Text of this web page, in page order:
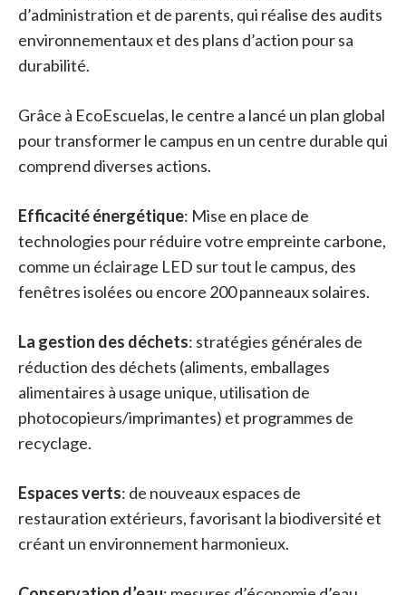
d’administration et de parents, qui réalise des audits
environnementaux et des plans d’action pour sa
durabilité.
Grâce à EcoEscuelas, le centre a lancé un plan global
pour transformer le campus en un centre durable qui
comprend diverses actions.
Efficacité énergétique: Mise en place de
technologies pour réduire votre empreinte carbone,
comme un éclairage LED sur tout le campus, des
fenêtres isolées ou encore 200 panneaux solaires.
La gestion des déchets: stratégies générales de
réduction des déchets (aliments, emballages
alimentaires à usage unique, utilisation de
photocopieurs/imprimantes) et programmes de
recyclage.
Espaces verts: de nouveaux espaces de
restauration extérieurs, favorisant la biodiversité et
créant un environnement harmonieux.